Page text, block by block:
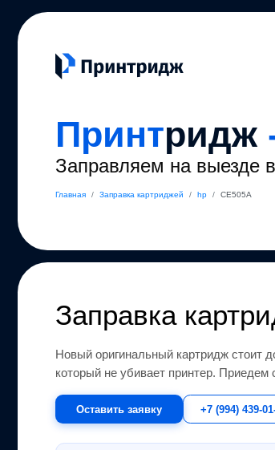
Принтридж
Заправляем на выезде
Главная / Заправка картриджей / hp / CE505A
Заправка
Новый оригинальный картридж стоит
который не убивает принтер. Приедем
Оставить заявку +7 (994) 439-